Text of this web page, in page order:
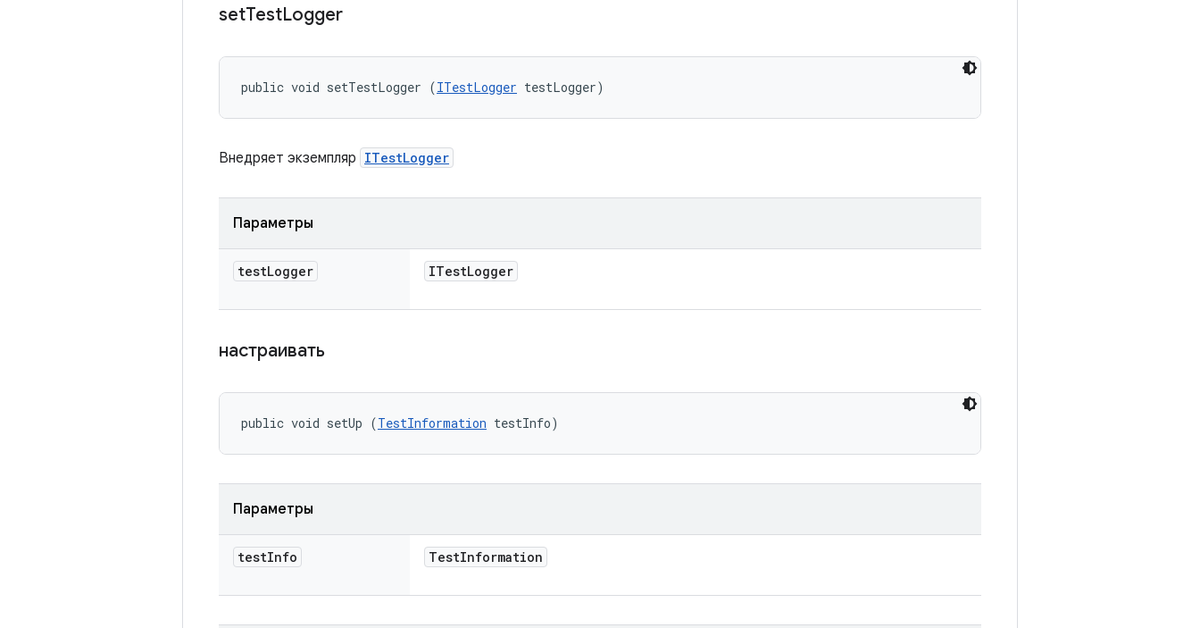
setTestLogger
public void setTestLogger (ITestLogger testLogger)
Внедряет экземпляр ITestLogger
Параметры
testLogger ITestLogger
настраивать
public void setUp (TestInformation testInfo)
Параметры
testInfo TestInformation